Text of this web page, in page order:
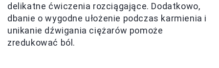
delikatne ćwiczenia rozciągające. Dodatkowo,
dbanie o wygodne ułożenie podczas karmienia i
unikanie dźwigania ciężarów pomoże
zredukować ból.